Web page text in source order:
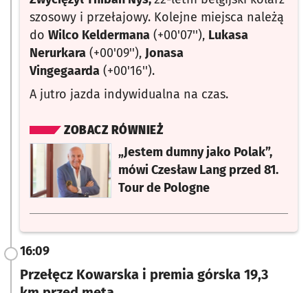
szosowy i przełajowy. Kolejne miejsca należą
do Wilco Keldermana (+00'07''), Lukasa
Nerurkara (+00'09''), Jonasa
Vingegaarda (+00'16'').
A jutro jazda indywidualna na czas.
ZOBACZ RÓWNIEŻ
„Jestem dumny jako Polak”,
mówi Czesław Lang przed 81.
Tour de Pologne
otworzy się w nowej karcie
16:09
Przełęcz Kowarska i premia górska 19,3